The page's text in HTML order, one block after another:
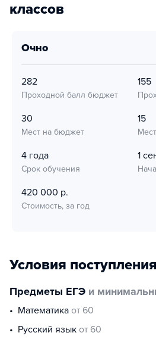
классов
очно
282
Проходной балл бюджет
155
30
Мест на бюджет
15
4 года
Срок обучения
1
420 000 р.
Стоимость, за год
Условия поступления
Предметы ЕГЭ и
математика от 60
русский язык от 60